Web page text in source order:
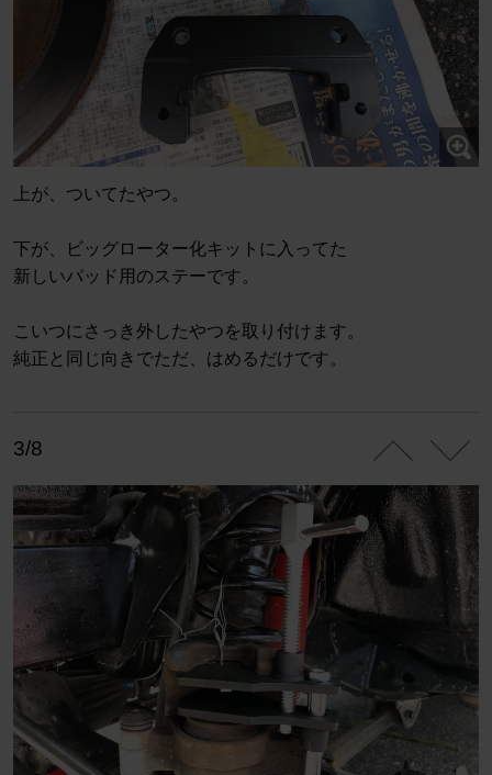
上が、ついてたやつ。
下が、ビッグローター化キットに入ってた
新しいパッド用のステーです。
こいつにさっき外したやつを取り付けます。
純正と同じ向きでただ、はめるだけです。
3/8